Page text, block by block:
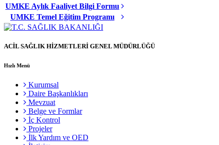
UMKE Aylık Faaliyet Bilgi Formu
UMKE Temel Eğitim Programı
ACİL SAĞLIK HİZMETLERİ GENEL MÜDÜRLÜĞÜ
Hızlı Menü
Kurumsal
Daire Başkanlıkları
Mevzuat
Belge ve Formlar
İç Kontrol
Projeler
İlk Yardım ve OED